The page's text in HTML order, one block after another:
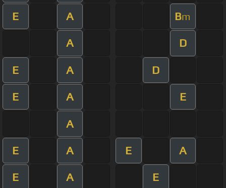
E A Bm
A D
E A D
E A E
A
E A E A
E A E